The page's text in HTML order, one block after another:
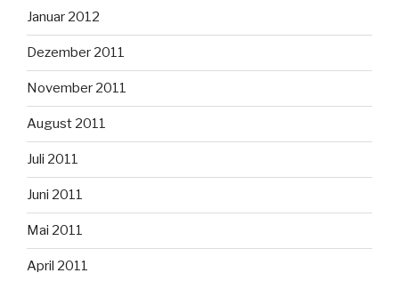
Januar 2012
Dezember 2011
November 2011
August 2011
Juli 2011
Juni 2011
Mai 2011
April 2011